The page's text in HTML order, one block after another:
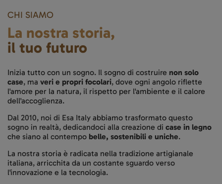
CHI SIAMO
La nostra storia,
il tuo futuro
Inizia tutto con un sogno. Il sogno di costruire non solo
case, ma veri e propri focolari, dove ogni angolo riflette
l'amore per la natura, il rispetto per l'ambiente e il calore
dell'accoglienza.
Dal 2010, noi di Esa Italy abbiamo trasformato questo
sogno in realtà, dedicandoci alla creazione di case in legno
che siano al contempo belle, sostenibili e uniche.
La nostra storia è radicata nella tradizione artigianale
italiana, arricchita da un costante sguardo verso
l'innovazione e la tecnologia.